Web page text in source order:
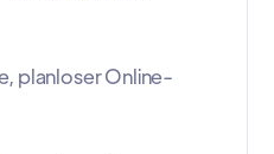
planloser Online-